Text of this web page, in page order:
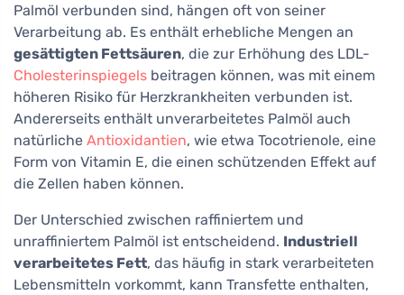
Palmöl verbunden sind, hängen oft von seiner
Verarbeitung ab. Es enthält erhebliche Mengen an
gesättigten Fettsäuren, die zur Erhöhung des LDL-
Cholesterinspiegels beitragen können, was mit einem
höheren Risiko für Herzkrankheiten verbunden ist.
Andererseits enthält unverarbeitetes Palmöl auch
natürliche Antioxidantien, wie etwa Tocotrienole, eine
Form von Vitamin E, die einen schützenden Effekt auf
die Zellen haben können.
Der Unterschied zwischen raffiniertem und
unraffiniertem Palmöl ist entscheidend. Industriell
verarbeitetes Fett, das häufig in stark verarbeiteten
Lebensmitteln vorkommt, kann Transfette enthalten,